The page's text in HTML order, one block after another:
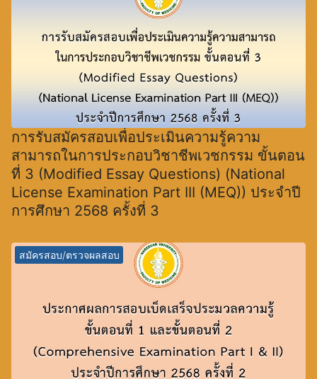
การรับสมัครสอบเพื่อประเมินความรู้ความ
สามารถในการประกอบวิชาชีพเวชกรรม ขั้นตอน
ที่ 3 (Modified Essay Questions) (National
License Examination Part III (MEQ)) ประจำปี
การศึกษา 2568 ครั้งที่ 3
สมัครสอบ/ตรวจผลสอบ